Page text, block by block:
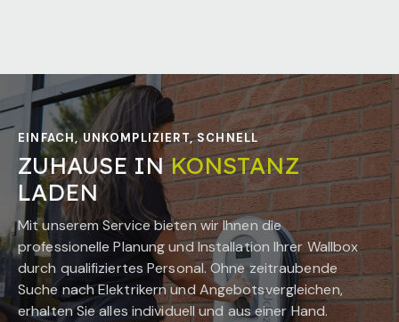
EINFACH, UNKOMPLIZIERT, SCHNELL
ZUHAUSE INKONSTANZ
LADEN
Mit unserem Service bieten wir Ihnen die
professionelle Planung und Installation Ihrer Wallbox
durch qualifiziertes Personal. Ohne zeitraubende
Suche nach Elektrikern und Angebotsvergleichen,
erhalten Sie alles individuell und aus einer Hand.